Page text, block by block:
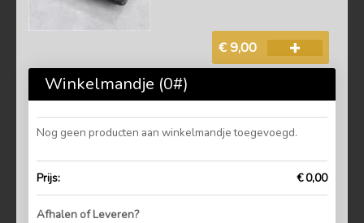
€ 9,00
Winkelmandje (0#)
Nog geen producten aan winkelmandje toegevoegd.
Prijs: € 0,00
Afhalen of Leveren?